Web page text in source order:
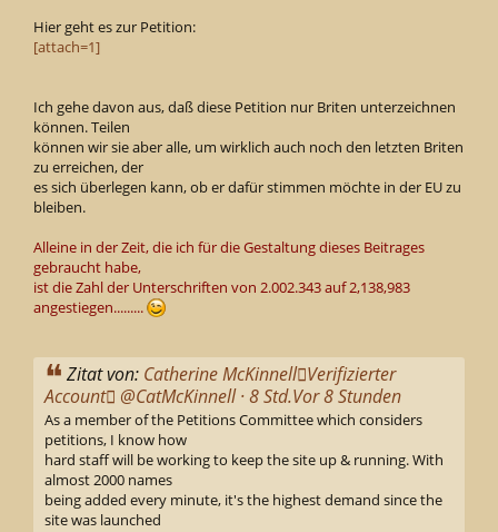
Hier geht es zur Petition:
[attach=1]
Ich gehe davon aus, daß diese Petition nur Briten unterzeichnen
können. Teilen
können wir sie aber alle, um wirklich auch noch den letzten Briten
zu erreichen, der
es sich überlegen kann, ob er dafür stimmen möchte in der EU zu
bleiben.
Alleine in der Zeit, die ich für die Gestaltung dieses Beitrages
gebraucht habe,
ist die Zahl der Unterschriften von 2.002.343 auf 2,138,983
angestiegen.........
Zitat von: Catherine McKinnell‏Verifizierter
Account @CatMcKinnell · 8 Std.Vor 8 Stunden
As a member of the Petitions Committee which considers
petitions, I know how
hard staff will be working to keep the site up & running. With
almost 2000 names
being added every minute, it's the highest demand since the
site was launched